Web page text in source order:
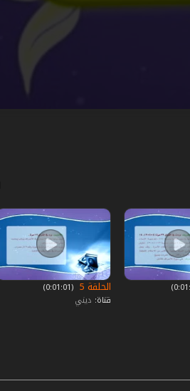
الحلقة 5
‏ (0:01:01)
قناة: ديني